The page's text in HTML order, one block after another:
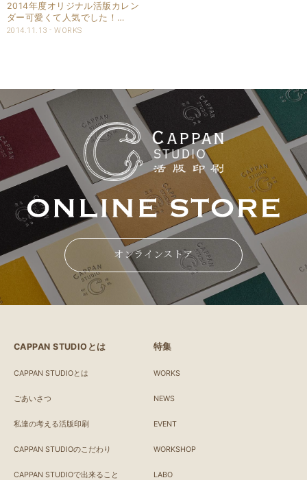
2014年度オリジナル活版カレン
ダー可愛くて人気でした！
2015年度活版印刷カレンダー製
2014.11.13 WORKS
オンラインストア
CAPPAN STUDIOとは
CAPPAN STUDIOとは
ごあいさつ
私達の考える活版印刷
CAPPAN STUDIOのこだわり
CAPPAN STUDIOで出来ること
特集
WORKS
NEWS
EVENT
WORKSHOP
LABO